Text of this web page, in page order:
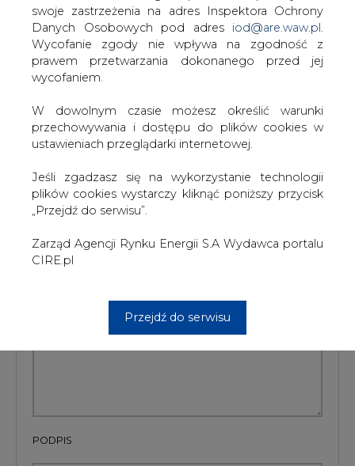
swoje zastrzeżenia na adres Inspektora Ochrony
Danych Osobowych pod adres iod@are.waw.pl
Wycofanie zgody nie wpływa na zgodność z
prawem przetwarzania dokonanego przed jej
wycofaniem.
W dowolnym czasie możesz określić warunki
przechowywania i dostępu do plików cookies w
ustawieniach przeglądarki internetowej.
Jeśli zgadzasz się na wykorzystanie technologii
plików cookies wystarczy kliknąć poniższy przycisk
„Przejdź do serwisu”.
Zarząd Agencji Rynku Energii S.A Wydawca portalu
CIRE.pl
Przejdź do serwisu
się w tym okresie wyniku netto w wysokości 207-404 mln
W ujęciu jednostkowym, w I kw. 2007 roku spółka miała
390,38 mln zł zysku netto wobec 247,85 mln zł zysku rok
#kraj #paliwa
Wydawca portalu CIRE zgadza się na włączenie publikacji do
szkoleń treningowych LLM.
KOMENTARZE
TREŚĆ KOMENTARZA
PODPIS